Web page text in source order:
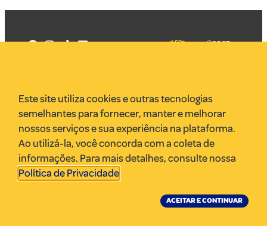
VR Assessoria
Parcerias
Envie uma pauta
Anuncie
©2025
Este site utiliza cookies e outras tecnologias
semelhantes para fornecer, manter e melhorar
nossos serviços e sua experiência na plataforma.
Ao utilizá-la, você concorda com a coleta de
informações. Para mais detalhes, consulte nossa
Política de Privacidade.
ACEITAR E CONTINUAR